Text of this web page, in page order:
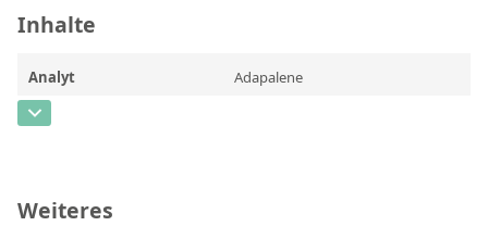
Karriere bei Labmix24
Kontaktieren Sie uns
Inhalte
Analyt Adapalene
CAS-Nummer
Einheit
Weiteres